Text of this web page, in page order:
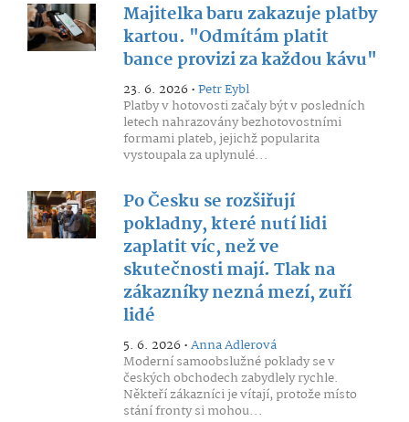
Majitelka baru zakazuje platby
kartou. "Odmítám platit
bance provizi za každou kávu"
23. 6. 2026 •Petr Eybl
Platby v hotovosti začaly být v posledních
letech nahrazovány bezhotovostními
formami plateb, jejichž popularita
vystoupala za uplynulé...
Po Česku se rozšiřují
pokladny, které nutí lidi
zaplatit víc, než ve
skutečnosti mají. Tlak na
zákazníky nezná mezí, zuří
lidé
5. 6. 2026 •Anna Adlerová
Moderní samoobslužné poklady se v
českých obchodech zabydlely rychle.
Někteří zákazníci je vítají, protože místo
stání fronty si mohou...